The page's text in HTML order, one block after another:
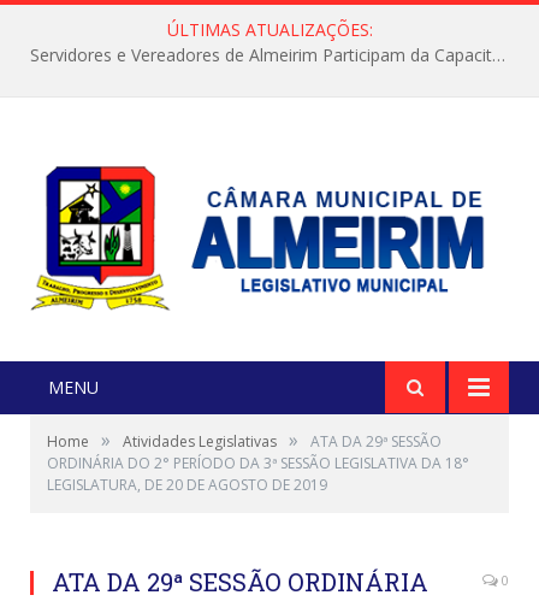
ÚLTIMAS ATUALIZAÇÕES:
Servidores e Vereadores de Almeirim Participam da Capacitação “Orientar é a Nossa Missão”
MENU
Home » Atividades Legislativas »
ATA DA 29ª SESSÃO
ORDINÁRIA DO 2° PERÍODO DA 3ª SESSÃO LEGISLATIVA DA 18°
LEGISLATURA, DE 20 DE AGOSTO DE 2019
ATA DA 29ª SESSÃO ORDINÁRIA
0